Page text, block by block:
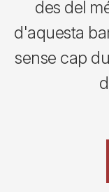
des del
d'aquesta
sense cap